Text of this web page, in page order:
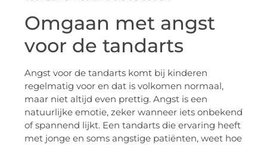
Omgaan met angst
voor de tandarts
Angst voor de tandarts komt bij kinderen
regelmatig voor en dat is volkomen normaal,
maar niet altijd even prettig. Angst is een
natuurlijke emotie, zeker wanneer iets onbekend
of spannend lijkt. Een tandarts die ervaring heeft
met jonge en soms angstige patiënten, weet hoe